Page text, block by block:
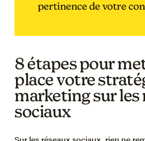
pertinence de votre
8 étapes pour
place votre
marketing sur les
sociaux